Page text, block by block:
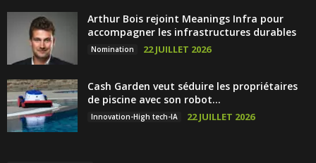
Arthur Bois rejoint Meanings Infra pour
accompagner les infrastructures durables
Nomination 22 JUILLET 2026
Cash Garden veut séduire les propriétaires
de piscine avec son robot...
Innovation-High tech-IA 22 JUILLET 2026